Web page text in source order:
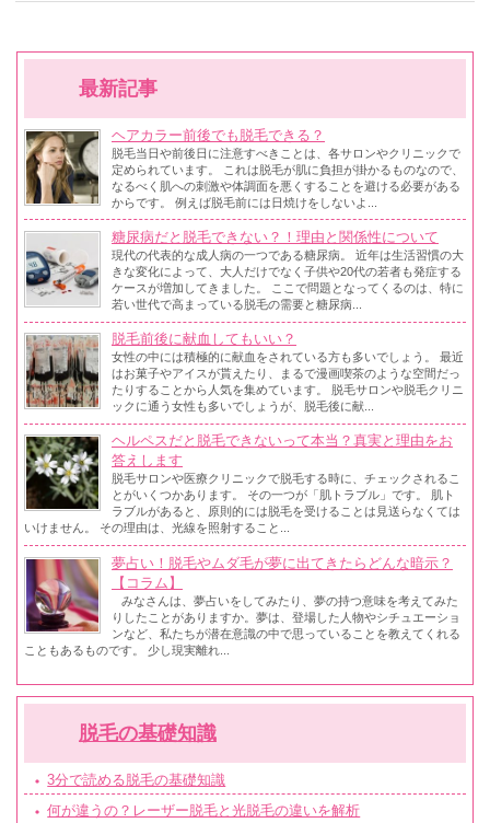
最新記事
ヘアカラー前後でも脱毛できる？
脱毛当日や前後日に注意すべきことは、各サロンやクリニックで
定められています。 これは脱毛が肌に負担が掛かるものなので、
なるべく肌への刺激や体調面を悪くすることを避ける必要がある
からです。 例えば脱毛前には日焼けをしないよ...
糖尿病だと脱毛できない？！理由と関係性について
現代の代表的な成人病の一つである糖尿病。 近年は生活習慣の大
きな変化によって、大人だけでなく子供や20代の若者も発症する
ケースが増加してきました。 ここで問題となってくるのは、特に
若い世代で高まっている脱毛の需要と糖尿病...
脱毛前後に献血してもいい？
女性の中には積極的に献血をされている方も多いでしょう。 最近
はお菓子やアイスが貰えたり、まるで漫画喫茶のような空間だっ
たりすることから人気を集めています。 脱毛サロンや脱毛クリニ
ックに通う女性も多いでしょうが、脱毛後に献...
ヘルペスだと脱毛できないって本当？真実と理由をお
答えします
脱毛サロンや医療クリニックで脱毛する時に、チェックされるこ
とがいくつかあります。 その一つが「肌トラブル」です。 肌ト
ラブルがあると、原則的には脱毛を受けることは見送らなくては
いけません。 その理由は、光線を照射すること...
夢占い！脱毛やムダ毛が夢に出てきたらどんな暗示？
【コラム】
みなさんは、夢占いをしてみたり、夢の持つ意味を考えてみた
りしたことがありますか。夢は、登場した人物やシチュエーショ
ンなど、私たちが潜在意識の中で思っていることを教えてくれる
こともあるものです。 少し現実離れ...
脱毛の基礎知識
3分で読める脱毛の基礎知識
何が違うの？レーザー脱毛と光脱毛の違いを解析